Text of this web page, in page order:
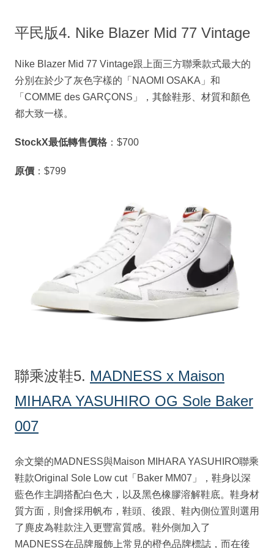
平民版4. Nike Blazer Mid 77 Vintage
Nike Blazer Mid 77 Vintage跟上面三方聯乘款式最大的
分別在於少了灰色字樣的「NAOMI OSAKA」和
「COMME des GARÇONS」，其餘鞋形、材質和顏色
都大致一樣。
StockX最低轉售價格 ：$700
原價 ：$799
聯乘波鞋5. MADNESS x Maison
MIHARA YASUHIRO OG Sole Baker
007
余文樂的MADNESS與Maison MIHARA YASUHIRO聯乘
鞋款Original Sole Low cut「Baker MM07」，鞋身以深
藍色作主調搭配白色大，以及黑色橡膠溶解鞋底。鞋身材
質方面，則會採用帆布，鞋頭、後跟、鞋內側位置則選用
了麂皮為鞋款注入更豐富質感。鞋外側加入了
MADNESS在品牌服飾上常見的橙色品牌標誌，而在後